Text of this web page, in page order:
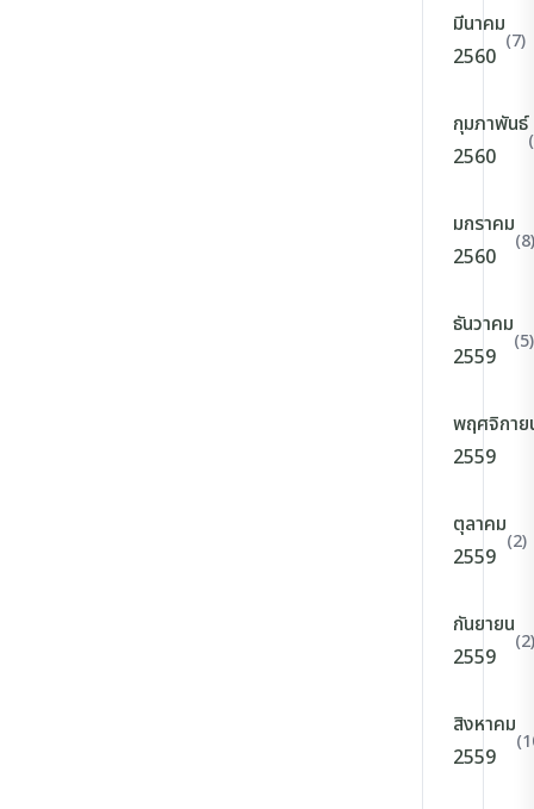
มีนาคม
2560
(7)
กุมภาพันธ์
2560
มกราคม
2560
(8)
ธันวาคม
2559
(5)
พฤศจิกาย
2559
ตุลาคม
2559
(2)
กันยายน
2559
(2)
สิงหาคม
2559